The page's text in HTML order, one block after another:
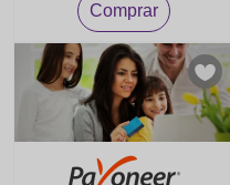
Comprar